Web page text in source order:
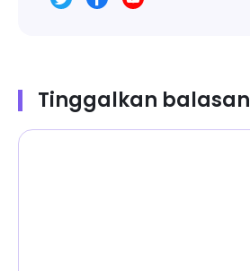
Tinggalkan balasan